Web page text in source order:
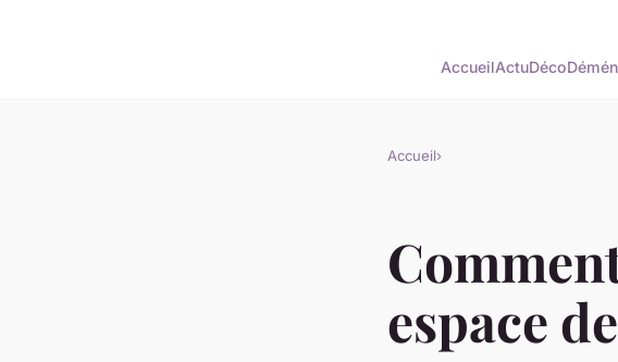
AccueilActuDéco
Accueil›
espace